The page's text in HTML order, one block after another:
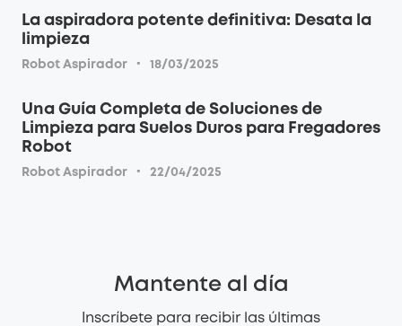
La aspiradora potente definitiva: Desata la
limpieza
Robot Aspirador · 18/03/2025
Una Guía Completa de Soluciones de
Limpieza para Suelos Duros para Fregadores
Robot
Robot Aspirador · 22/04/2025
Mantente al día
Inscríbete para recibir las últimas